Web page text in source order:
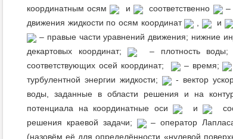
координатным осям
и соответственно –
движения жидкости по осям координат
, и
– правые части уравнений движения; нижние
декартовых координат;
– плотность воды;
соответствующих осей координат;
– время;
турбулентной энергии жидкости;
- вектор
воды, заданные в области решения и на
потенциала на координатные оси
и
решения краевой задачи;
– оператор
(назовём её для определённости «нулевой